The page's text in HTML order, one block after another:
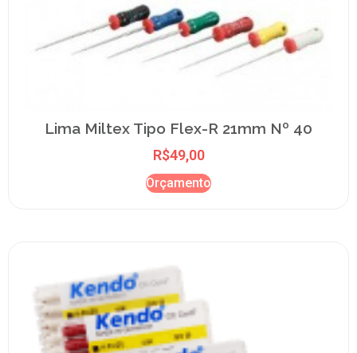
Lima Miltex Tipo Flex-R 21mm Nº 40
R$49,00
Orçamento